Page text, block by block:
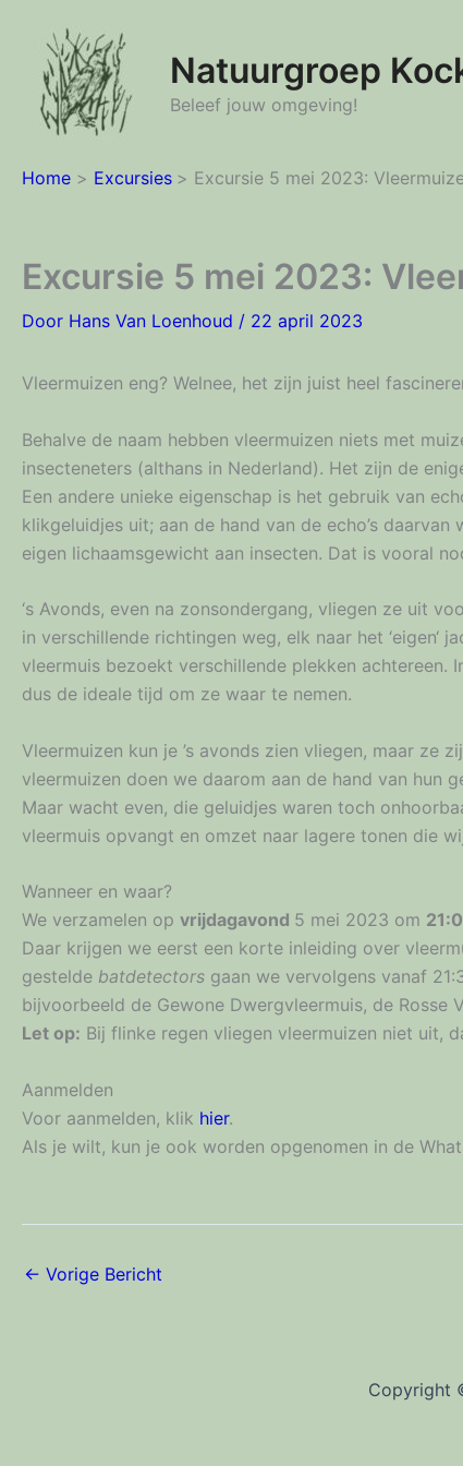
inhoud
Natuurgroep
Beleef jouw omgeving!
Home Excursies Excursie 5 mei 2023:
Excursie 5 mei 2023:
Door Hans Van Loenhoud / 22 april 2023
Vleermuizen eng? Welnee, het zijn juist heel
Behalve de naam hebben vleermuizen niets met
insecteneters (althans in Nederland). Het zijn de
Een andere unieke eigenschap is het gebruik van
klikgeluidjes uit; aan de hand van de echo’s
eigen lichaamsgewicht aan insecten. Dat is vooral
‘s Avonds, even na zonsondergang, vliegen ze uit
in verschillende richtingen weg, elk naar het
vleermuis bezoekt verschillende plekken achtereen.
dus de ideale tijd om ze waar te nemen.
Vleermuizen kun je ’s avonds zien vliegen, maar ze
vleermuizen doen we daarom aan de hand van hun
Maar wacht even, die geluidjes waren toch
vleermuis opvangt en omzet naar lagere tonen die
Wanneer en waar?
We verzamelen op vrijdagavond 5 mei 2023 om
Daar krijgen we eerst een korte inleiding over
gestelde batdetectors gaan we vervolgens vanaf
bijvoorbeeld de Gewone Dwergvleermuis, de
Let op: Bij flinke regen vliegen vleermuizen niet uit,
Aanmelden
Voor aanmelden, klik hier.
Als je wilt, kun je ook worden opgenomen in de
← Vorige Bericht
Copyright